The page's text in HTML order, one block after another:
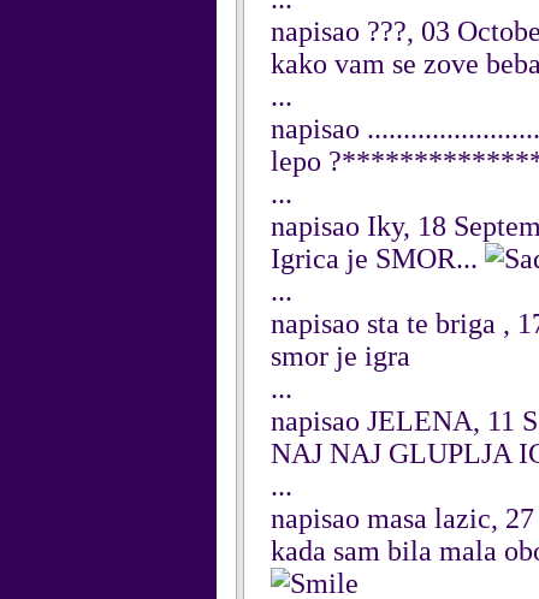
napisao ???, 03
kako vam se zove
...
napisao
lepo
...
napisao Iky, 18
Igrica je SMOR...
...
napisao sta te briga ,
smor je igra
...
napisao JELENA, 11
NAJ NAJ GLUPLJA
...
napisao masa lazic,
kada sam bila mala